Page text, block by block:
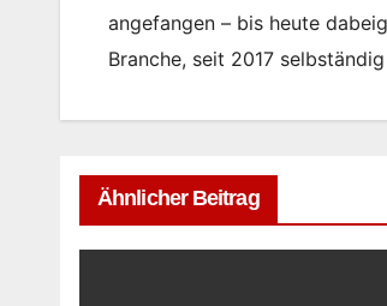
angefangen – bis heute
Branche, seit 2017 selbständig
Ähnlicher Beitrag